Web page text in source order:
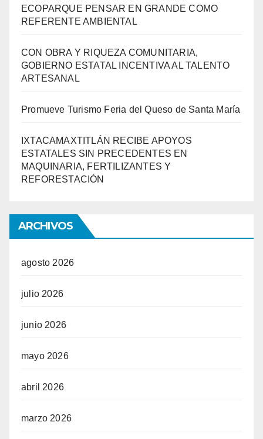
ECOPARQUE PENSAR EN GRANDE COMO
REFERENTE AMBIENTAL
CON OBRA Y RIQUEZA COMUNITARIA,
GOBIERNO ESTATAL INCENTIVA AL TALENTO
ARTESANAL
Promueve Turismo Feria del Queso de Santa María
IXTACAMAXTITLÁN RECIBE APOYOS
ESTATALES SIN PRECEDENTES EN
MAQUINARIA, FERTILIZANTES Y
REFORESTACIÓN
ARCHIVOS
agosto 2026
julio 2026
junio 2026
mayo 2026
abril 2026
marzo 2026